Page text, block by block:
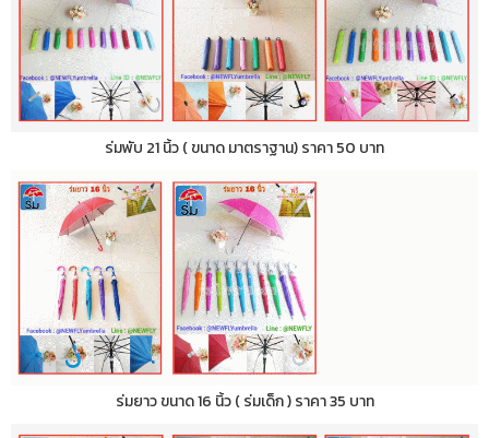
ร่มพับ 21 นิ้ว ( ขนาด มาตราฐาน) ราคา 50 บาท
ร่มยาว ขนาด 16 นิ้ว ( ร่มเด็ก ) ราคา 35 บาท